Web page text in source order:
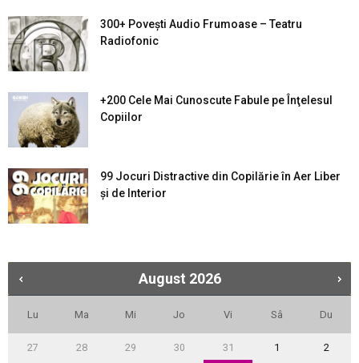
300+ Povești Audio Frumoase – Teatru
Radiofonic
+200 Cele Mai Cunoscute Fabule pe Înţelesul
Copiilor
99 Jocuri Distractive din Copilărie în Aer Liber
şi de Interior
August 2026
Lu Ma Mi Jo Vi Sâ Du
27 28 29 30 31 1 2